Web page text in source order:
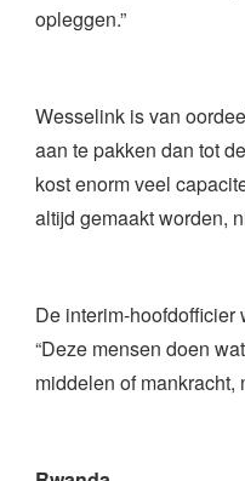
opleggen.”
Wesselink is van
aan te pakken dan tot
kost enorm veel
altijd gemaakt worden,
De interim-hoofdofficier
“Deze mensen doen
middelen of mankracht,